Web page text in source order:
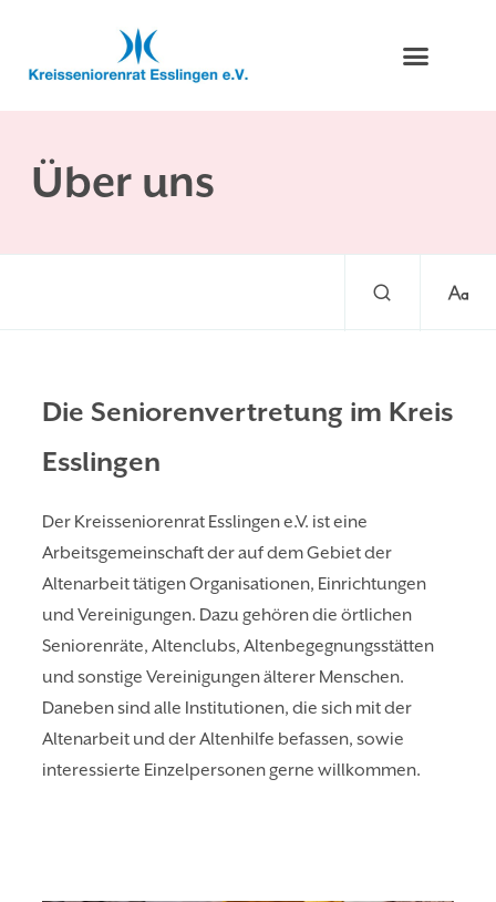
Über uns
Die Seniorenvertretung im Kreis
Esslingen
Der Kreisseniorenrat Esslingen e.V. ist eine
Arbeitsgemeinschaft der auf dem Gebiet der
Altenarbeit tätigen Organisationen, Einrichtungen
und Vereinigungen. Dazu gehören die örtlichen
Seniorenräte, Altenclubs, Altenbegegnungsstätten
und sonstige Vereinigungen älterer Menschen.
Daneben sind alle Institutionen, die sich mit der
Altenarbeit und der Altenhilfe befassen, sowie
interessierte Einzelpersonen gerne willkommen.